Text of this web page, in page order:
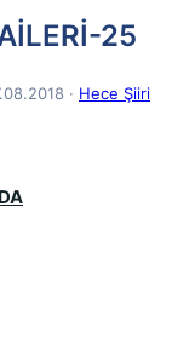
25
· Hece Şiiri